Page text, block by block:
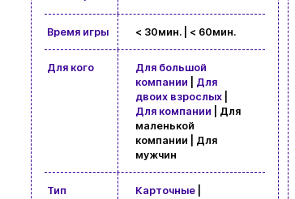
Время игры < 30мин. | < 60мин.
Для кого
Для большой
компании
Для
двоих взрослых|
Для компании | Для
маленькой
компании | Для
мужчин
Тип Карточные|